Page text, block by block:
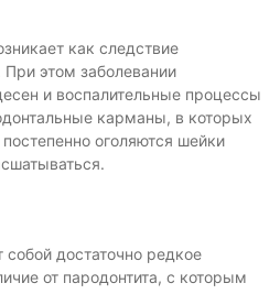
как следствие
При этом заболевании
и воспалительные процессы
карманы, в которых
оголяются шейки
собой достаточно редкое
от пародонтита, с которым